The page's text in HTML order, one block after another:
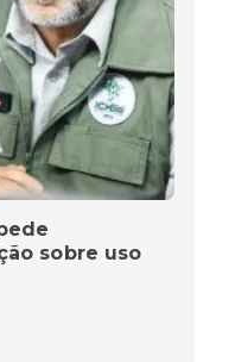
sobre uso